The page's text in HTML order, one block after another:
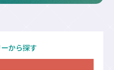
から探す